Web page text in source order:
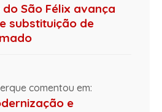
São Félix avança
substituição de
comentou em:
e